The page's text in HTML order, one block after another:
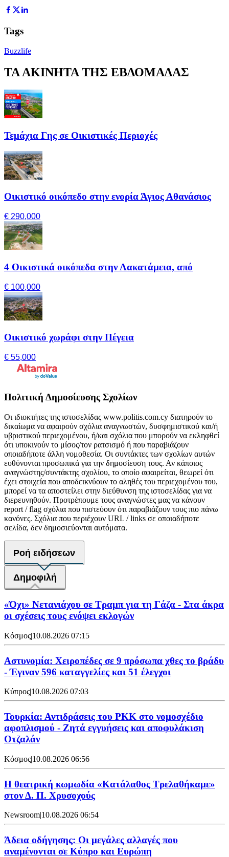
Tags
Buzzlife
ΤΑ ΑΚΙΝΗΤΑ ΤΗΣ ΕΒΔΟΜΑΔΑΣ
Τεμάχια Γης σε Οικιστικές Περιοχές
Οικιστικό οικόπεδο στην ενορία Άγιος Αθανάσιος
€ 290,000
4 Οικιστικά οικόπεδα στην Λακατάμεια, από
€ 100,000
Οικιστικό χωράφι στην Πέγεια
€ 55,000
Πολιτική Δημοσίευσης Σχολίων
Οι ιδιοκτήτες της ιστοσελίδας www.politis.com.cy διατηρούν το
δικαίωμα να αφαιρούν σχόλια αναγνωστών, δυσφημιστικού και/ή
υβριστικού περιεχομένου, ή/και σχόλια που μπορούν να εκληφθεί
ότι υποκινούν το μίσος/τον ρατσισμό ή που παραβιάζουν
οποιαδήποτε άλλη νομοθεσία. Οι συντάκτες των σχολίων αυτών
ευθύνονται προσωπικά για την δημοσίευση τους. Αν κάποιος
αναγνώστης/συντάκτης σχολίου, το οποίο αφαιρείται, θεωρεί ότι
έχει στοιχεία που αποδεικνύουν το αληθές του περιεχομένου του,
μπορεί να τα αποστείλει στην διεύθυνση της ιστοσελίδας για να
διερευνηθούν. Προτρέπουμε τους αναγνώστες μας να κάνουν
report / flag σχόλια που πιστεύουν ότι παραβιάζουν τους πιο πάνω
κανόνες. Σχόλια που περιέχουν URL / links σε οποιαδήποτε
σελίδα, δεν δημοσιεύονται αυτόματα.
Ροή ειδήσεων
Δημοφιλή
«Όχι» Νετανιάχου σε Τραμπ για τη Γάζα - Στα άκρα
οι σχέσεις τους ενόψει εκλογών
Κόσμος|10.08.2026 07:15
Αστυνομία: Χειροπέδες σε 9 πρόσωπα χθες το βράδυ
- Έγιναν 596 καταγγελίες και 51 έλεγχοι
Κύπρος|10.08.2026 07:03
Τουρκία: Αντιδράσεις του PKK στο νομοσχέδιο
αφοπλισμού - Ζητά εγγυήσεις και αποφυλάκιση
Οτζαλάν
Κόσμος|10.08.2026 06:56
Η θεατρική κωμωδία «Κατάλαθος Τρελαθήκαμε»
στον Δ. Π. Χρυσοχούς
Newsroom|10.08.2026 06:54
Άδεια οδήγησης: Οι μεγάλες αλλαγές που
αναμένονται σε Κύπρο και Ευρώπη